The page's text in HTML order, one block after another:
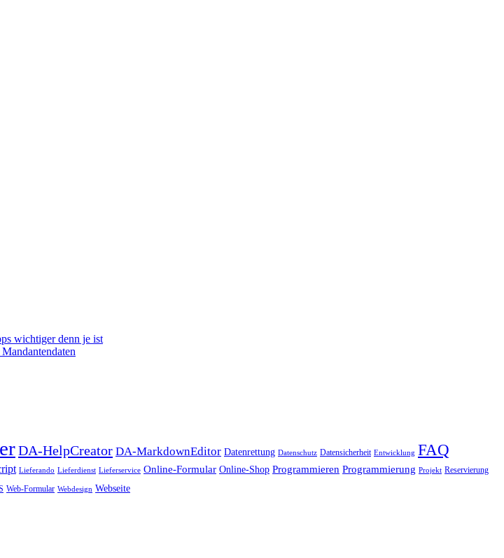
wichtiger denn je ist
DA-HelpCreator DA-MarkdownEditor Datenrettung Datenschutz Datensicherheit Entwicklung FAQ
Lieferando Lieferdienst Lieferservice Online-Formular Online-Shop Programmieren Programmierung Projekt Reservierung
Web-Formular Webdesign Webseite